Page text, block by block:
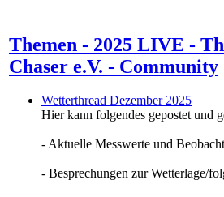
Themen - 2025 LIVE -
Chaser e.V. - Community
Wetterthread Dezember 2025
Hier kann folgendes gepostet und
- Aktuelle Messwerte und
- Besprechungen zur Wetterlage/